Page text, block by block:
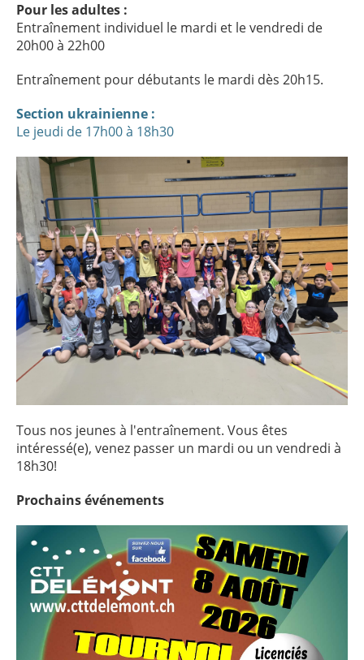
Pour les adultes :
Entraînement individuel le mardi et le vendredi de
20h00 à 22h00
Entraînement pour débutants le mardi dès 20h15.
Section ukrainienne :
Le jeudi de 17h00 à 18h30
Tous nos jeunes à l'entraînement. Vous êtes
intéressé(e), venez passer un mardi ou un vendredi à
18h30!
Prochainsévénements